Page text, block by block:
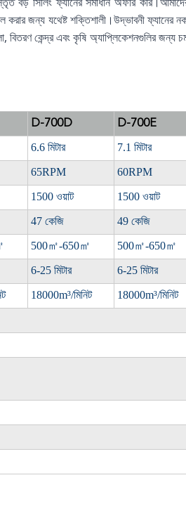
জন্য যথেষ্ট শক্তিশালী।উদ্ভাবনী ফ্যানের
বিতরণ কেন্দ্র এবং কৃষি অ্যাপ্লিকেশনগুলির জন্য
D-700D D-700E
6.6 মিটার 7.1 মিটার
65RPM 60RPM
1500 ওয়াট 1500 ওয়াট
47 কেজি 49 কেজি
500㎡-650㎡ 500㎡-650㎡
6-25 মিটার 6-25 মিটার
18000m³/মিনিট 18000m³/মিনিট